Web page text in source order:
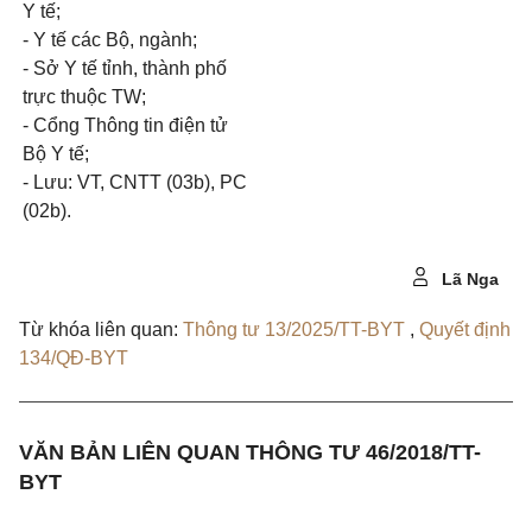
Y tế;
- Y tế các Bộ, ngành;
- Sở Y tế tỉnh, thành phố
trực thuộc TW;
- Cổng Thông tin điện tử
Bộ Y tế;
- Lưu: VT, CNTT (03b), PC
(02b).
Lã Nga
Từ khóa liên quan: Thông tư 13/2025/TT-BYT , Quyết định
134/QĐ-BYT
VĂN BẢN LIÊN QUAN THÔNG TƯ 46/2018/TT-
BYT